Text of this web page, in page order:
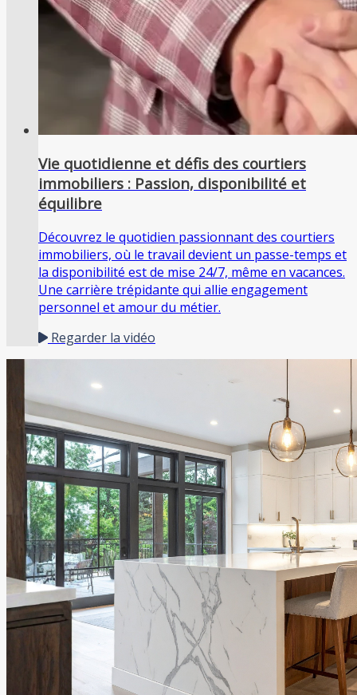
Vie quotidienne et défis des courtiers
immobiliers : Passion, disponibilité et
équilibre
Découvrez le quotidien passionnant des courtiers
immobiliers, où le travail devient un passe-temps et
la disponibilité est de mise 24/7, même en vacances.
Une carrière trépidante qui allie engagement
personnel et amour du métier.
Regarder la vidéo